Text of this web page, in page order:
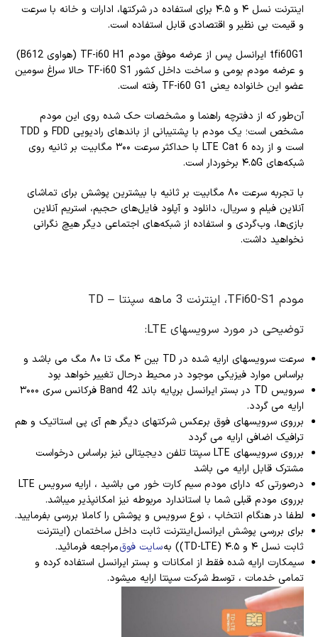
اینترنت نسل ۴ و ۴.۵ برای استفاده در شرکتها، ادارات و خانه با سرعت
و قیمت بی نظیر و اقتصادی قابل استفاده است.
tfi60G1 ایرانسل پس از عرضه موفق مودم TF-i60 H1 (هواوی B612)
و عرضه مودم بومی و ساخت داخل کشور TF-i60 S1 حالا سراغ سومین
عضو این خانواده یعنی TF-i60 G1 رفته است.
آن‌طور که از دفترچه راهنما و مشخصات حک شده روی این مودم
مشخص است؛ یک مودم با پشتیبانی از باندهای رادیویی FDD و TDD
است و از رده LTE Cat 6 با حداکثر سرعت ۳۰۰ مگابیت بر ثانیه روی
شبکه‌های ۴.۵G برخوردار است.
با تجربه سرعت ۸۰ مگابیت بر ثانیه با بیشترین پوشش برای تماشای
آنلاین فیلم و سریال، دانلود و آپلود فایل‌های حجیم، استریم آنلاین
بازی‌ها، وب‌گردی و استفاده از شبکه‌های اجتماعی دیگر هیچ نگرانی
نخواهید داشت.
مودم TFi60-S1، اینترنت 3 ماهه سپنتا – TD
توضیحی در مورد سرویسهای LTE:
سرعت سرویسهای ارایه شده در TD بین ۴ مگ تا ۸۰ مگ می باشد و
براساس موارد فیزیکی موجود در محیط درحال تغییر خواهد بود
سرویس TD در بستر ایرانسل برپایه باند Band 42 فرکانس سری ۳۰۰۰
ارایه می گردد.
برروی سرویسهای فوق برعکس شرکتهای دیگر هم آی پی استاتیک و هم
ترافیک اضافی ارایه می گردد
برروی سرویسهای LTE سپنتا تلفن دیجیتالی نیز براساس درخواست
مشترک قابل ارایه می باشد
درصورتی که دارای مودم سیم کارت خور می باشید ، ارایه سرویس LTE
برروی مودم قبلی شما با استاندارد مربوطه نیز امکانپذیر میباشد.
لطفا در هنگام انتخاب ، نوع سرویس و پوشش را کاملا بررسی بفرمایید.
برای بررسی پوشش ایرانسل اینترنت ثابت داخل ساختمان (اینترنت
ثابت نسل ۴ و ۴.۵ (TD-LTE)) به
سایت فوقمراجعه فرمائید.
سیمکارت ارایه شده فقط از امکانات و بستر ایرانسل استفاده کرده و
تمامی خدمات ، توسط شرکت سپنتا ارایه میشود.